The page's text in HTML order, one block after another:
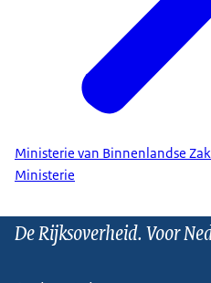
Ministerie van Binnenlandse
Ministerie
De Rijksoverheid. Voor